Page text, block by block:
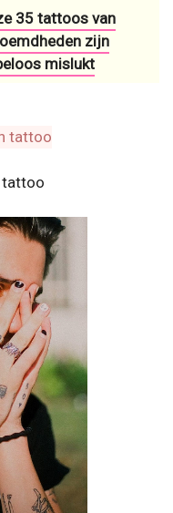
35 tattoos van
zijn
mislukt
tattoo